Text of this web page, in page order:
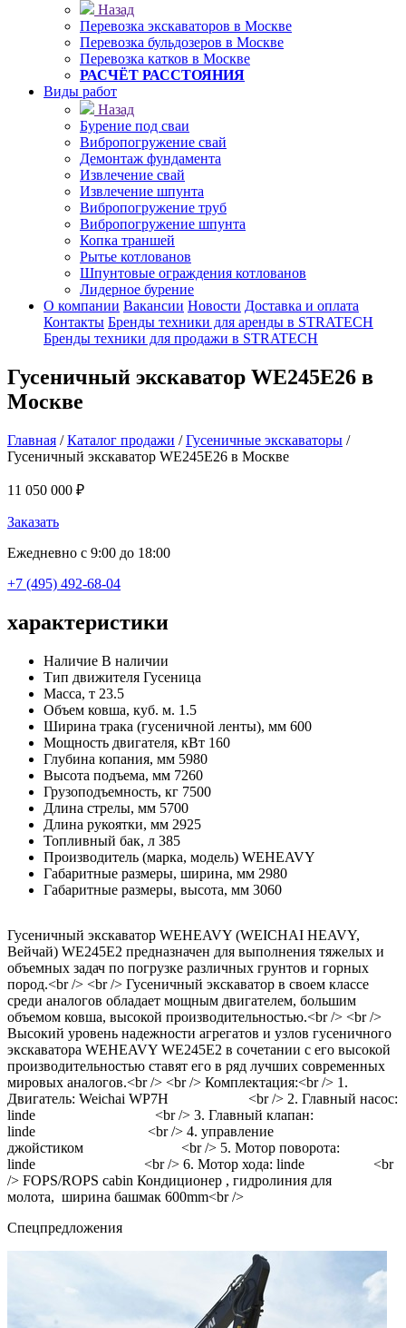
Назад
Перевозка экскаваторов в Москве
Перевозка бульдозеров в Москве
Перевозка катков в Москве
РАСЧЁТ РАССТОЯНИЯ
Виды работ
Назад
Бурение под сваи
Вибропогружение свай
Демонтаж фундамента
Извлечение свай
Извлечение шпунта
Вибропогружение труб
Вибропогружение шпунта
Копка траншей
Рытье котлованов
Шпунтовые ограждения котлованов
Лидерное бурение
О компании Вакансии Новости Доставка и оплата
Контакты Бренды техники для аренды в STRATECH
Бренды техники для продажи в STRATECH
Гусеничный экскаватор WE245E26 в
Москве
Главная / Каталог продажи / Гусеничные экскаваторы /
Гусеничный экскаватор WE245E26 в Москве
11 050 000 ₽
Заказать
Ежедневно с 9:00 до 18:00
+7 (495) 492-68-04
характеристики
Наличие В наличии
Тип движителя Гусеница
Масса, т 23.5
Объем ковша, куб. м. 1.5
Ширина трака (гусеничной ленты), мм 600
Мощность двигателя, кВт 160
Глубина копания, мм 5980
Высота подъема, мм 7260
Грузоподъемность, кг 7500
Длина стрелы, мм 5700
Длина рукоятки, мм 2925
Топливный бак, л 385
Производитель (марка, модель) WEHEAVY
Габаритные размеры, ширина, мм 2980
Габаритные размеры, высота, мм 3060
Гусеничный экскаватор WEHEAVY (WEICHAI HEAVY,
Вейчай) WE245E2 предназначен для выполнения тяжелых и
объемных задач по погрузке различных грунтов и горных
пород.<br /> <br /> Гусеничный экскаватор в своем классе
среди аналогов обладает мощным двигателем, большим
объемом ковша, высокой производительностью.<br /> <br />
Высокий уровень надежности агрегатов и узлов гусеничного
экскаватора WEHEAVY WE245E2 в сочетании с его высокой
производительностью ставят его в ряд лучших современных
мировых аналогов.<br /> <br /> Комплектация:<br /> 1.
Двигатель: Weichai WP7H <br /> 2. Главный насос:
linde <br /> 3. Главный клапан:
linde <br /> 4. управление
джойстиком <br /> 5. Мотор поворота:
linde <br /> 6. Мотор хода: linde <br
/> FOPS/ROPS cabin Кондиционер , гидролиния для
молота, ширина башмак 600mm<br />
Cпецпредложения